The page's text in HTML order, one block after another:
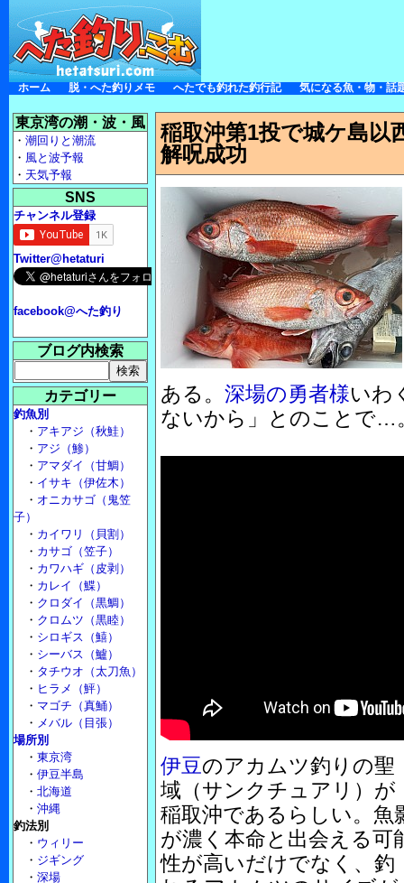
ホーム 脱・へた釣りメモ へたでも釣れた釣行記 気になる魚・物・話
稲取沖第1投で城ケ島以
解呪成功
ある。 深場の勇者様いわ
ないから」とのことで…
伊豆のアカムツ釣りの聖
域（サンクチュアリ）が
稲取沖であるらしい。魚
が濃く本命と出会える可
性が高いだけでなく、釣
東京湾の潮・波・風
・ 潮回りと潮流
・ 風と波予報
・ 天気予報
SNS
チャンネル登録
Twitter@hetaturi
facebook@へた釣り
ブログ内検索
カテゴリー
釣魚別
・ アキアジ（秋鮭）
・ アジ（鯵）
・ アマダイ（甘鯛）
・ イサキ（伊佐木）
・ オニカサゴ（鬼笠
子）
・ カイワリ（貝割）
・ カサゴ（笠子）
・ カワハギ（皮剥）
・ カレイ（鰈）
・ クロダイ（黒鯛）
・ クロムツ（黒睦）
・ シロギス（鱚）
・ シーバス（鱸）
・ タチウオ（太刀魚）
・ ヒラメ（鮃）
・ マゴチ（真鯒）
・ メバル（目張）
場所別
・ 東京湾
・ 伊豆半島
・ 北海道
・ 沖縄
釣法別
・ ウィリー
・ ジギング
・ 深場